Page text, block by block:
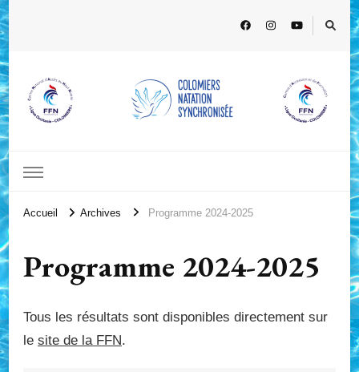
Accueil Archives Programme 2024-2025
Programme 2024-2025
Tous les résultats sont disponibles directement sur
le site de la FFN.